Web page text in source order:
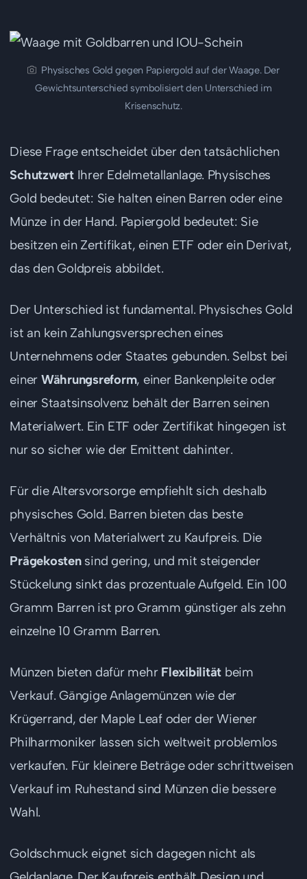
Physisches Gold gegen Papiergold auf der Waage. Der
Gewichtsunterschied symbolisiert den Unterschied im
Krisenschutz.
Diese Frage entscheidet über den tatsächlichen
SchutzwertIhrer Edelmetallanlage. Physisches
Gold bedeutet: Sie halten einen Barren oder eine
Münze in der Hand. Papiergold bedeutet: Sie
besitzen ein Zertifikat, einen ETF oder ein Derivat,
das den Goldpreis abbildet.
Der Unterschied ist fundamental. Physisches Gold
ist an kein Zahlungsversprechen eines
Unternehmens oder Staates gebunden. Selbst bei
einer Währungsreform, einer Bankenpleite oder
einer Staatsinsolvenz behält der Barren seinen
Materialwert. Ein ETF oder Zertifikat hingegen ist
nur so sicher wie der Emittent dahinter.
Für die Altersvorsorge empfiehlt sich deshalb
physisches Gold. Barren bieten das beste
Verhältnis von Materialwert zu Kaufpreis. Die
Prägekostensind gering, und mit steigender
Stückelung sinkt das prozentuale Aufgeld. Ein 100
Gramm Barren ist pro Gramm günstiger als zehn
einzelne 10 Gramm Barren.
Münzen bieten dafür mehr Flexibilität beim
Verkauf. Gängige Anlagemünzen wie der
Krügerrand, der Maple Leaf oder der Wiener
Philharmoniker lassen sich weltweit problemlos
verkaufen. Für kleinere Beträge oder schrittweisen
Verkauf im Ruhestand sind Münzen die bessere
Wahl.
Goldschmuck eignet sich dagegen nicht als